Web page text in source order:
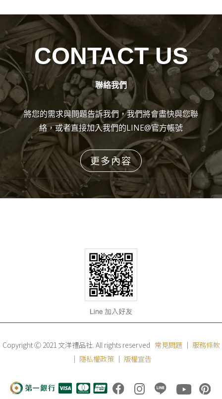
CONTACT US
聯絡我們
將您的需求與問題告訴我們，我們將會盡快與您聯
絡，或者直接加入我們的LINE@官方帳號
更多內容
Copyright Ⓒ 2021 文洋禮品社. All rights reserved 常見問題 ｜ 服務條款
｜ 隱私權政策｜ 版權宣告